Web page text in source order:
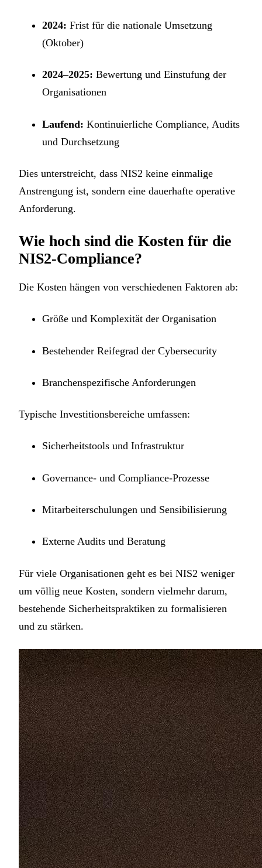
2024: Frist für die nationale Umsetzung
(Oktober)
2024–2025: Bewertung und Einstufung der
Organisationen
Laufend: Kontinuierliche Compliance, Audits
und Durchsetzung
Dies unterstreicht, dass NIS2 keine einmalige
Anstrengung ist, sondern eine dauerhafte operative
Anforderung.
Wie hoch sind die Kosten für die
NIS2-Compliance?
Die Kosten hängen von verschiedenen Faktoren ab:
Größe und Komplexität der Organisation
Bestehender Reifegrad der Cybersecurity
Branchenspezifische Anforderungen
Typische Investitionsbereiche umfassen:
Sicherheitstools und Infrastruktur
Governance- und Compliance-Prozesse
Mitarbeiterschulungen und Sensibilisierung
Externe Audits und Beratung
Für viele Organisationen geht es bei NIS2 weniger
um völlig neue Kosten, sondern vielmehr darum,
bestehende Sicherheitspraktiken zu formalisieren
und zu stärken.